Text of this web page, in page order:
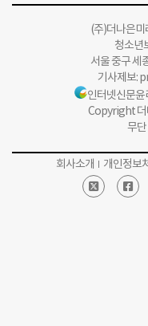
(주)더나은
청소년
서울 중구 세
기사제보:
인터넷신문윤
Copyright 더
무단
회사소개 개인정보